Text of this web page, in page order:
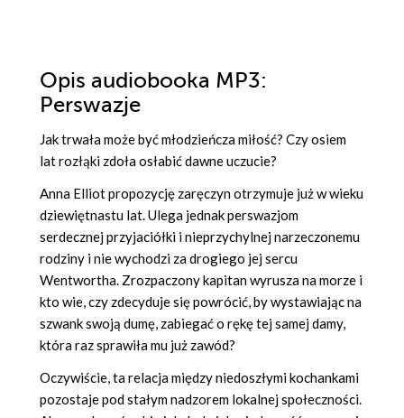
Opis audiobooka MP3:
Perswazje
Jak trwała może być młodzieńcza miłość? Czy osiem
lat rozłąki zdoła osłabić dawne uczucie?
Anna Elliot propozycję zaręczyn otrzymuje już w wieku
dziewiętnastu lat. Ulega jednak perswazjom
serdecznej przyjaciółki i nieprzychylnej narzeczonemu
rodziny i nie wychodzi za drogiego jej sercu
Wentwortha. Zrozpaczony kapitan wyrusza na morze i
kto wie, czy zdecyduje się powrócić, by wystawiając na
szwank swoją dumę, zabiegać o rękę tej samej damy,
która raz sprawiła mu już zawód?
Oczywiście, ta relacja między niedoszłymi kochankami
pozostaje pod stałym nadzorem lokalnej społeczności.